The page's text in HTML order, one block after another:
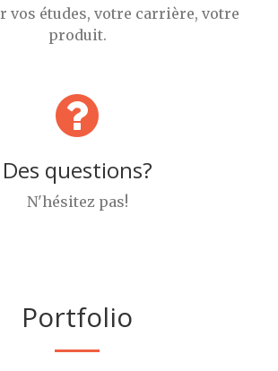
vos études, votre carrière, votre
produit.
Des questions?
N'hésitez pas!
Portfolio